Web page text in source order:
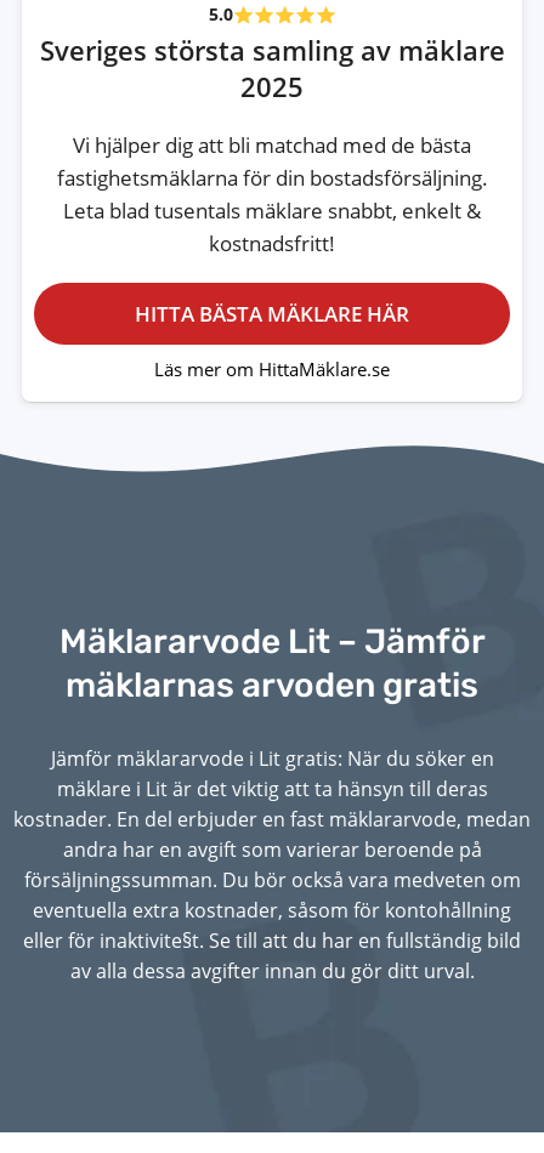
5.0
Sveriges största samling av mäklare
2025
Vi hjälper dig att bli matchad med de bästa
fastighetsmäklarna för din bostadsförsäljning.
Leta blad tusentals mäklare snabbt, enkelt &
kostnadsfritt!
HITTA BÄSTA MÄKLARE HÄR
Läs mer om HittaMäklare.se
Mäklararvode Lit – Jämför
mäklarnas arvoden gratis
Jämför mäklararvode i Lit gratis: När du söker en
mäklare i Lit är det viktig att ta hänsyn till deras
kostnader. En del erbjuder en fast mäklararvode, medan
andra har en avgift som varierar beroende på
försäljningssumman. Du bör också vara medveten om
eventuella extra kostnader, såsom för kontohållning
eller för inaktivite§t. Se till att du har en fullständig bild
av alla dessa avgifter innan du gör ditt urval.